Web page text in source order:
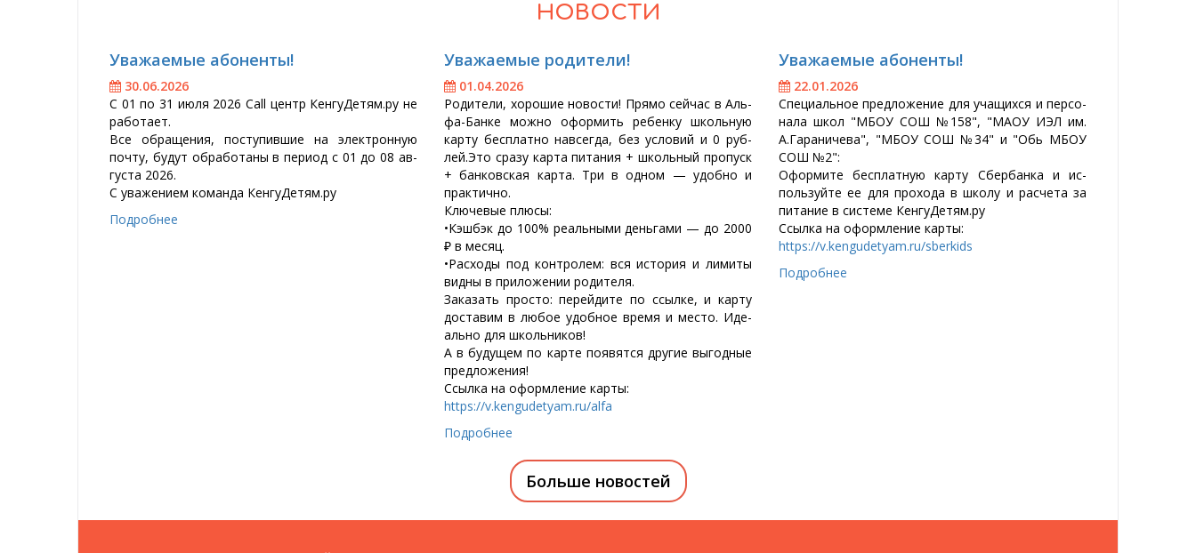
НОВОСТИ
Ува­жа­емые або­нен­ты!
30.06.2026
С 01 по 31 и­юля 2026 Call центр Кен­гу­Де­тям.ру не
ра­бо­та­ет.
Все об­ра­ще­ния, пос­ту­пив­шие на элек­трон­ную
поч­ту, бу­дут об­ра­бо­та­ны в пе­ри­од с 01 до 08 ав­
гус­та 2026.
С ува­же­ни­ем ко­ман­да Кен­гу­Де­тям.ру
Подробнее
Ува­жа­емые ро­дите­ли!
01.04.2026
Ро­дите­ли, хо­рошие но­вос­ти! Пря­мо сей­час в Аль­
фа-Бан­ке мож­но офор­мить ре­бен­ку школь­ную
кар­ту бес­плат­но нав­сегда, без ус­ло­вий и 0 руб­
лей.Это сра­зу кар­та пи­тания + школь­ный про­пуск
+ бан­ков­ская кар­та. Три в од­ном — удоб­но и
прак­тично.
Клю­чевые плю­сы:
•Кэш­бэк до 100% ре­аль­ны­ми день­га­ми — до 2000
₽ в ме­сяц.
•Рас­хо­ды под кон­тро­лем: вся ис­то­рия и ли­миты
вид­ны в при­ложе­нии ро­дите­ля.
За­казать прос­то: пе­рей­ди­те по ссыл­ке, и кар­ту
дос­та­вим в лю­бое удоб­ное вре­мя и мес­то. Иде­
аль­но для школь­ни­ков!
А в бу­дущем по кар­те по­явят­ся дру­гие вы­год­ные
пред­ло­жения!
Ссыл­ка на офор­мле­ние кар­ты:
https://v.kengudetyam.ru/alfa
Подробнее
Ува­жа­емые або­нен­ты!
22.01.2026
Спе­ци­аль­ное пред­ло­жение для уча­щих­ся и пер­со­
нала школ "МБОУ СОШ №158", "МА­ОУ И­ЭЛ им.
А.Га­рани­чева", "МБОУ СОШ №34" и "Обь МБОУ
СОШ №2":
Офор­ми­те бес­плат­ную кар­ту Сбер­банка и ис­
поль­зуй­те ее для про­хода в шко­лу и рас­че­та за
пи­тание в сис­те­ме Кен­гу­Детям.ру
Ссыл­ка на офор­мле­ние кар­ты:
https://v.kengudetyam.ru/sberkids
Подробнее
Больше новостей